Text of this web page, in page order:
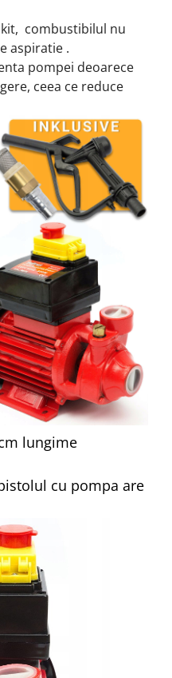
combustibilul nu
aspiratie .
pompei deoarece
ceea ce reduce
lungime
cu pompa are